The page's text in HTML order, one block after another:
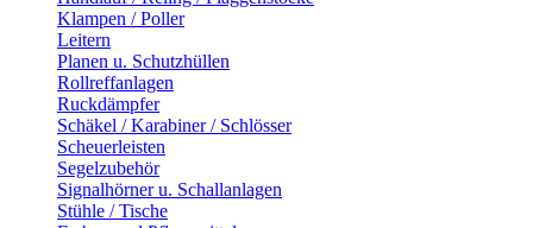
Klampen / Poller
Leitern
Planen u. Schutzhüllen
Rollreffanlagen
Ruckdämpfer
Schäkel / Karabiner / Schlösser
Scheuerleisten
Segelzubehör
Signalhörner u. Schallanlagen
Stühle / Tische